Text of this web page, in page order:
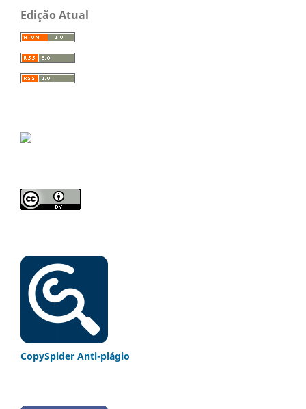
Edição Atual
CopySpider Anti-plágio